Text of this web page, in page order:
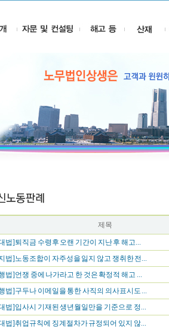
제목
법]퇴직금 수령후 오랜 기간이 지난 후 해고...
법]노동조합이 자주성을 잃지 않고 쟁취한 전...
법]언쟁 중에 나가라고 한 것은 확정적 해고 ...
법]구두나 이메일을 통한 사직의 의사표시도 ...
법]입사시 기재된 생년월일만을 기준으로 정...
법]취업규칙에 징계절차가 규정되어 있지 않...